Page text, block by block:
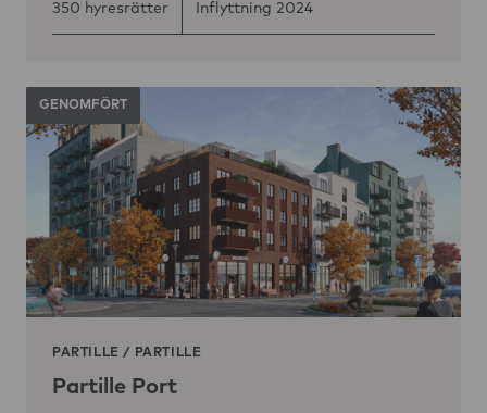
350 hyresrätter Inflyttning 2024
GENOMFÖRT
PARTILLE / PARTILLE
Partille Port